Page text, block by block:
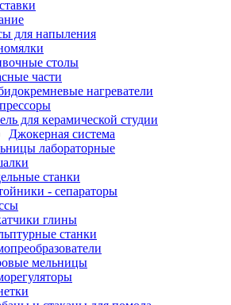
для напыления
столы
части
нагреватели
для керамической студии
Джокерная система
лабораторные
станки
- сепараторы
глины
станки
мельницы